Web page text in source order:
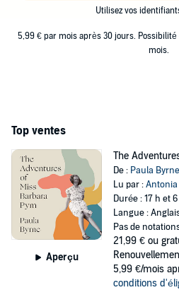
Utilisez vos
5,99 € par mois après 30 jours.
mois.
Top ventes
Aperçu
The
De : Paula Byrne
Lu par :
Durée : 17 h et
Langue :
Pas de
21,99 € ou
5,99 €/mois
conditions